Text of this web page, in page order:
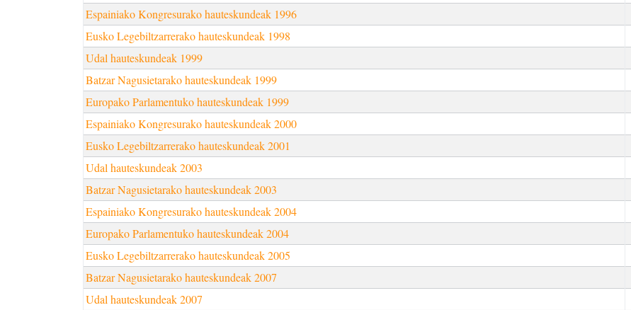
Espainiako Kongresurako hauteskundeak 1996
Eusko Legebiltzarrerako hauteskundeak 1998
Udal hauteskundeak 1999
Batzar Nagusietarako hauteskundeak 1999
Europako Parlamentuko hauteskundeak 1999
Espainiako Kongresurako hauteskundeak 2000
Eusko Legebiltzarrerako hauteskundeak 2001
Udal hauteskundeak 2003
Batzar Nagusietarako hauteskundeak 2003
Espainiako Kongresurako hauteskundeak 2004
Europako Parlamentuko hauteskundeak 2004
Eusko Legebiltzarrerako hauteskundeak 2005
Batzar Nagusietarako hauteskundeak 2007
Udal hauteskundeak 2007